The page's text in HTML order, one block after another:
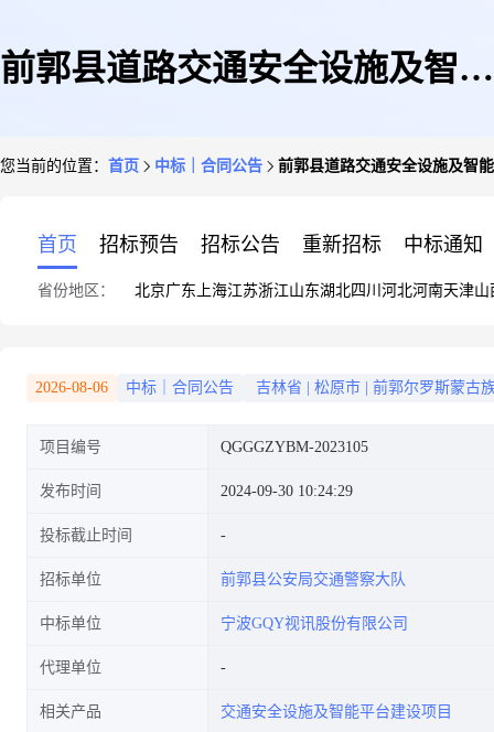
前郭县道路交通安全设施及智能
您当前的位置： 首页 中标｜合同公告 前郭县道路交通安全设施及智
首页 招标预告 招标公告 重新招标 中标通知
省份地区： 北京广东 上海江苏浙江山东湖北四川 河北河南天津山
2026-08-06 中标｜合同公告 吉林省 松原市 前郭尔罗斯蒙古
项目编号 QGGGZYBM-2023105
发布时间 2024-09-30 10:24:29
投标截止时间
招标单位 前郭县公安局交通警察大队
中标单位 宁波GQY视讯股份有限公司
代理单位
相关产品 交通安全设施及智能平台建设项目